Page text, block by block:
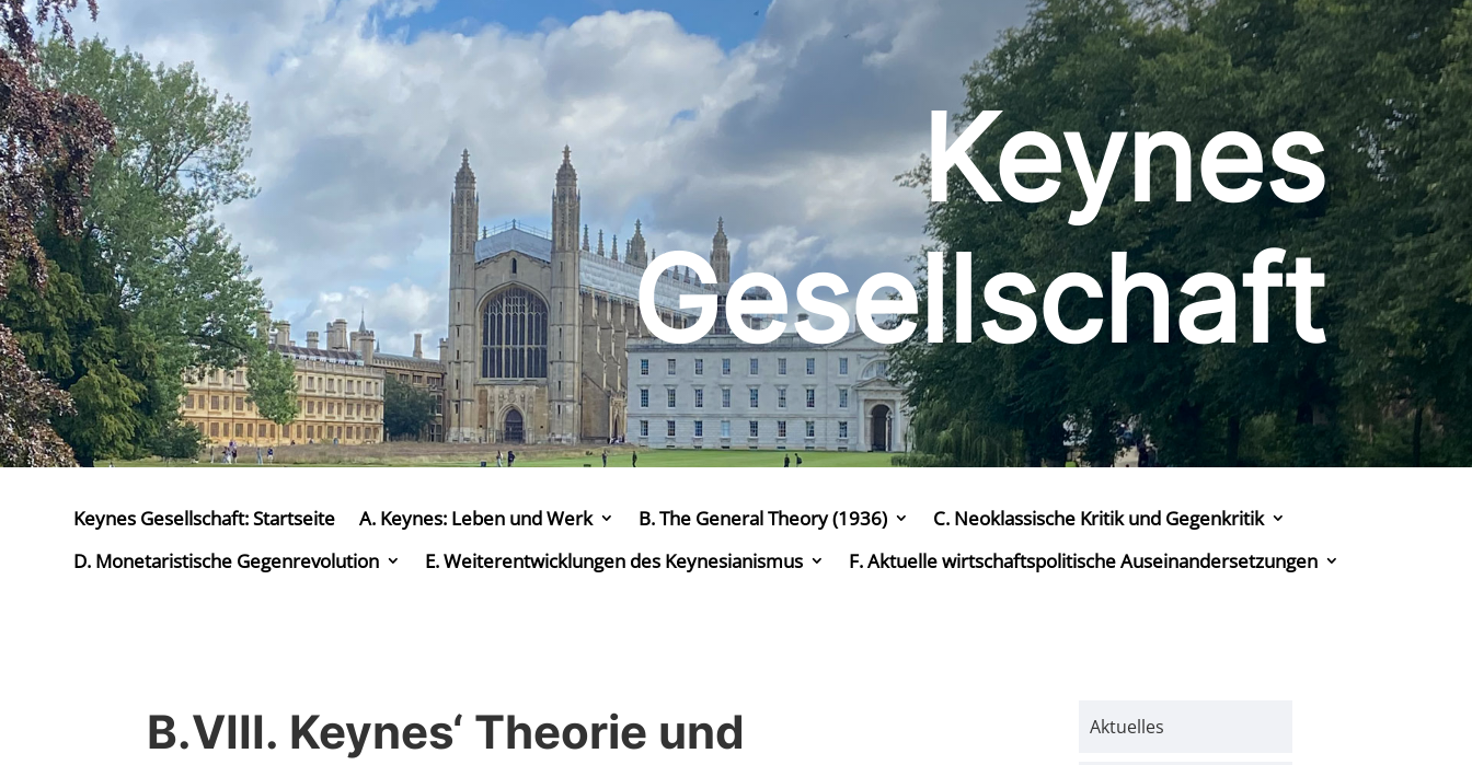
Keynes
Gesellschaft
Keynes Gesellschaft: Startseite A. Keynes: Leben und Werk B. The General Theory (1936)
C. Neoklassische Kritik und Gegenkritik
D. Monetaristische Gegenrevolution
E. Weiterentwicklungen des Keynesianismus F. Aktuelle wirtschaftspolitische Auseinandersetzungen
B.VIII. Keynes‘ Theorie und
Aktuelles